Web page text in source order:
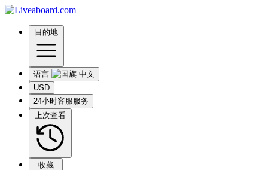
目的地
语言
USD
24小时客服服务
上次查看
收藏